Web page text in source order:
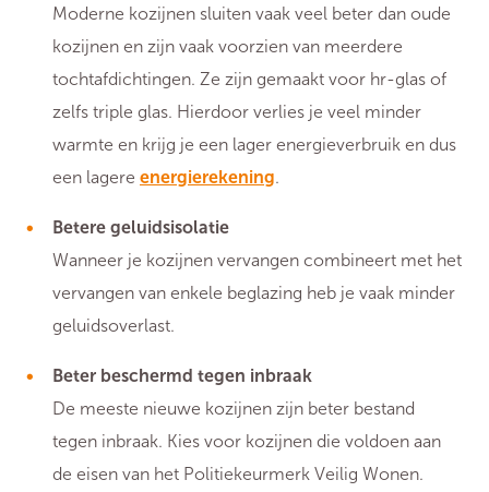
Moderne kozijnen sluiten vaak veel beter dan oude
kozijnen en zijn vaak voorzien van meerdere
tochtafdichtingen. Ze zijn gemaakt voor hr-glas of
zelfs triple glas. Hierdoor verlies je veel minder
warmte en krijg je een lager energieverbruik en dus
een lagere energierekening.
Betere geluidsisolatie
Wanneer je kozijnen vervangen combineert met het
vervangen van enkele beglazing heb je vaak minder
geluidsoverlast.
Beter beschermd tegen inbraak
De meeste nieuwe kozijnen zijn beter bestand
tegen inbraak. Kies voor kozijnen die voldoen aan
de eisen van het Politiekeurmerk Veilig Wonen.